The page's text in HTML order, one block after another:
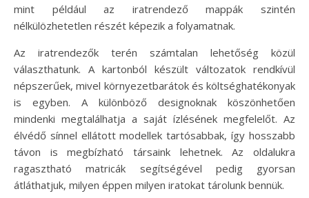
mint például az iratrendező mappák szintén
nélkülözhetetlen részét képezik a folyamatnak.
Az iratrendezők terén számtalan lehetőség közül
választhatunk. A kartonból készült változatok rendkívül
népszerűek, mivel környezetbarátok és költséghatékonyak
is egyben. A különböző designoknak köszönhetően
mindenki megtalálhatja a saját ízlésének megfelelőt. Az
élvédő sínnel ellátott modellek tartósabbak, így hosszabb
távon is megbízható társaink lehetnek. Az oldalukra
ragasztható matricák segítségével pedig gyorsan
átláthatjuk, milyen éppen milyen iratokat tárolunk bennük.